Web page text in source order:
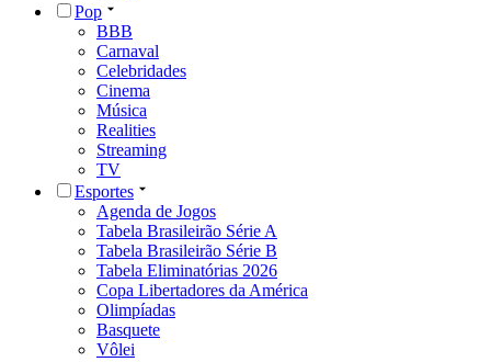
Pop
BBB
Carnaval
Celebridades
Cinema
Música
Realities
Streaming
TV
Esportes
Agenda de Jogos
Tabela Brasileirão Série A
Tabela Brasileirão Série B
Tabela Eliminatórias 2026
Copa Libertadores da América
Olimpíadas
Basquete
Vôlei